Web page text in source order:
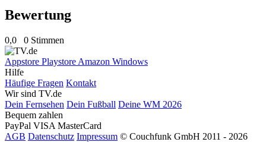
Bewertung
0,0 0 Stimmen
Appstore Playstore Amazon Windows
Hilfe
Häufige Fragen Kontakt
Wir sind TV.de
Dein Fernsehen Dein Fußball Deine WM 2026
Bequem zahlen
PayPal VISA MasterCard
AGB Datenschutz Impressum © Couchfunk GmbH 2011 - 2026